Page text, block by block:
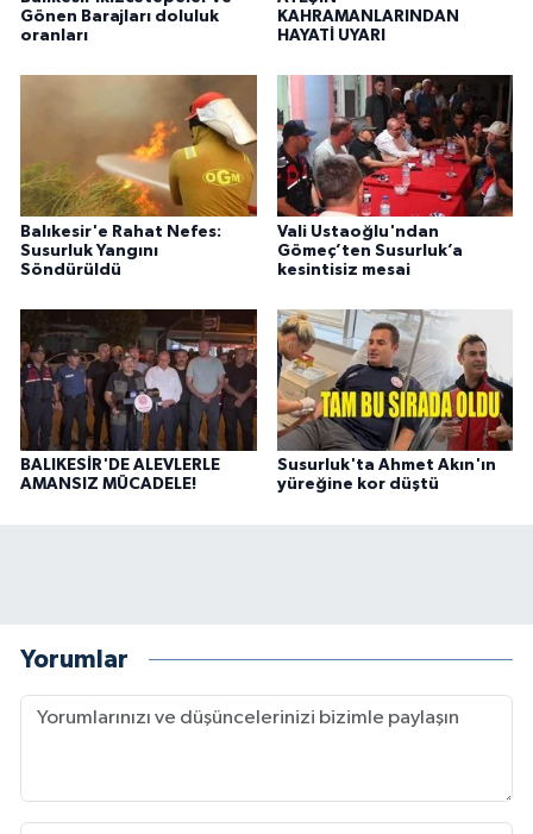
Gönen Barajları doluluk
oranları
KAHRAMANLARINDAN
HAYATİ UYARI
Balıkesir'e Rahat Nefes:
Susurluk Yangını
Söndürüldü
Vali Ustaoğlu'ndan
Gömeç’ten Susurluk’a
kesintisiz mesai
BALIKESİR'DE ALEVLERLE
AMANSIZ MÜCADELE!
Susurluk'ta Ahmet Akın'ın
yüreğine kor düştü
Yorumlar